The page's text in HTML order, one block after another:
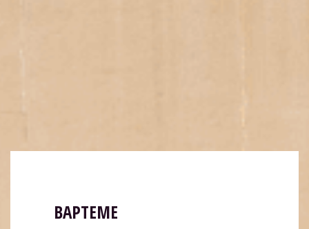
BAPTEME